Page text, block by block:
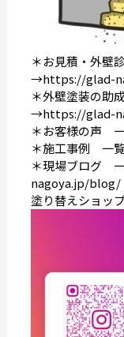
＊お見積・外壁
→https://glad-
＊外壁塗装の助
→https://glad-
＊お客様の声
＊施工事例
＊現場ブログ
nagoya.jp/blog/
塗り替えショッ